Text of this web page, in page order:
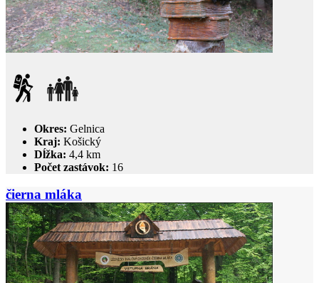
Okres: Gelnica
Kraj: Košický
Dĺžka: 4,4 km
Počet zastávok: 16
čierna mláka